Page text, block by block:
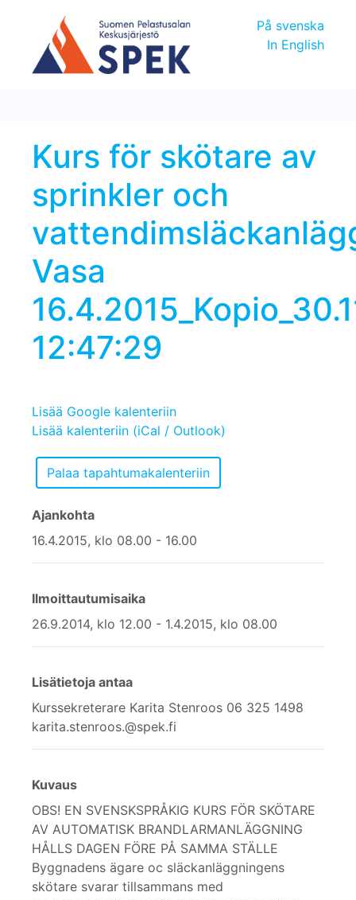
På svenska
In English
Kurs för skötare av
sprinkler och
Vasa
12:47:29
Lisää Google kalenteriin
Lisää kalenteriin (iCal / Outlook)
Ajankohta
16.4.2015, klo 08.00 - 16.00
Ilmoittautumisaika
26.9.2014, klo 12.00 - 1.4.2015, klo 08.00
Lisätietoja antaa
Kurssekreterare Karita Stenroos 06 325 1498
karita.stenroos.@spek.fi
Kuvaus
OBS! EN SVENSKSPRÅKIG KURS FÖR SKÖTARE
AV AUTOMATISK BRANDLARMANLÄGGNING
HÅLLS DAGEN FÖRE PÅ SAMMA STÄLLE
Byggnadens ägare oc släckanläggningens
skötare svarar tillsammans med